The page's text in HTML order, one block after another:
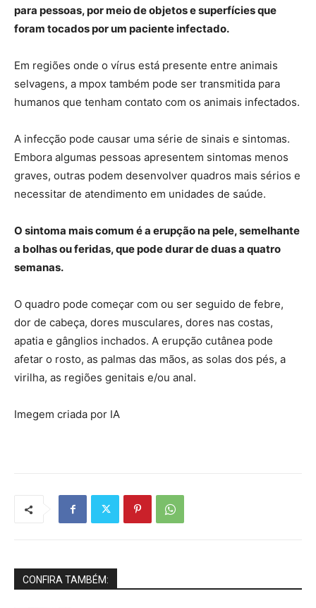
para pessoas, por meio de objetos e superfícies que
foram tocados por um paciente infectado.
Em regiões onde o vírus está presente entre animais
selvagens, a mpox também pode ser transmitida para
humanos que tenham contato com os animais infectados.
A infecção pode causar uma série de sinais e sintomas.
Embora algumas pessoas apresentem sintomas menos
graves, outras podem desenvolver quadros mais sérios e
necessitar de atendimento em unidades de saúde.
O sintoma mais comum é a erupção na pele, semelhante
a bolhas ou feridas, que pode durar de duas a quatro
semanas.
O quadro pode começar com ou ser seguido de febre,
dor de cabeça, dores musculares, dores nas costas,
apatia e gânglios inchados. A erupção cutânea pode
afetar o rosto, as palmas das mãos, as solas dos pés, a
virilha, as regiões genitais e/ou anal.
Imegem criada por IA
CONFIRA TAMBÉM: